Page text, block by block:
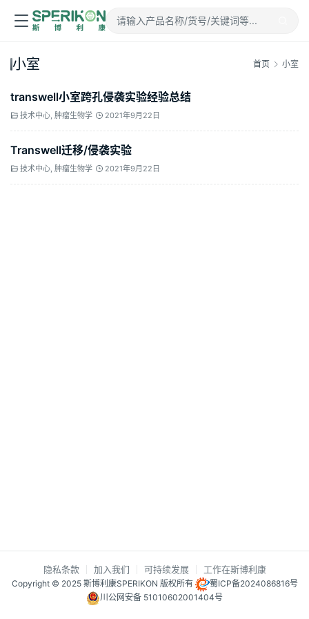
小室 首页 小室
transwell小室跨孔侵袭实验经验总结
技术中心, 肿瘤生物学 2021年9月22日
Transwell迁移/侵袭实验
技术中心, 肿瘤生物学 2021年9月22日
隐私条款 加入我们 可持续发展 工作在斯博利康
Copyright © 2025 斯博利康SPERIKON 版权所有
蜀ICP备2024086816号
川公网安备 51010602001404号